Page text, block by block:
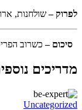
לפרוק –שולחנות,
סיכום –כשרוב
מדריכים
Uncategorized